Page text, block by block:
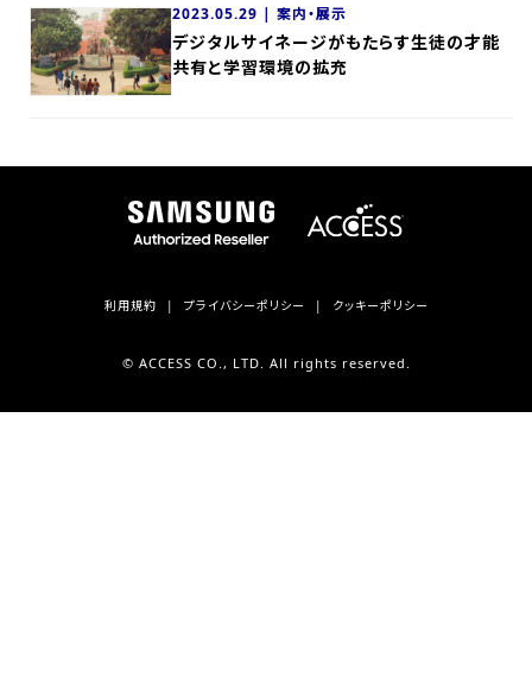
2023.05.29 | 案内・展示
デジタルサイネージがもたらす生徒の才能
共有と学習環境の拡充
利用規約 プライバシーポリシー クッキーポリシー
© ACCESS CO., LTD. All rights reserved.